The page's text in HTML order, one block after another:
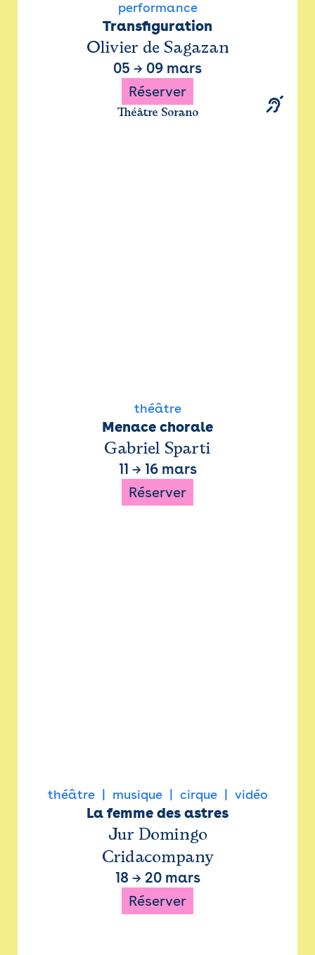
performance
Transfiguration
Olivier de Sagazan
05 → 09 mars
Réserver
Théâtre Sorano
théâtre
Menace chorale
Gabriel Sparti
11 → 16 mars
Réserver
théâtre musique cirque vidéo
La femme des astres
Jur Domingo
Cridacompany
18 → 20 mars
Réserver